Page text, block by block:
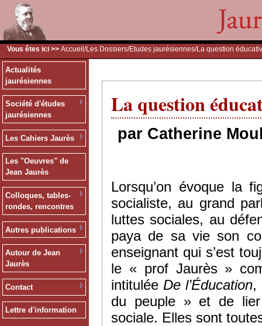
Vous êtes ici >> Accueil /Les Dossiers/Etudes jaurésiennes/La question
Actualités
jaurésiennes
Société d'études
jaurésiennes
Les Cahiers Jaurès
Les "Oeuvres" de
Jean Jaurès
Colloques, tables-
rondes, rencontres
Autres publications
Autour de Jean
Jaurès
Contact
Lettre d'information
La question
par Catherine
Lorsqu’on évoque la
socialiste, au grand
luttes sociales, au
paya de sa vie son
enseignant qui s’est
le « prof Jaurès »
intitulée De l’Éducation,
du peuple » et de
sociale. Elles sont